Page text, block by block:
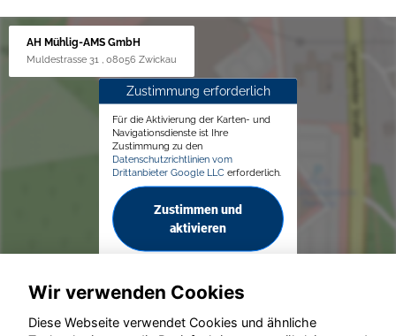
AH Mühlig-AMS GmbH
Muldestrasse 31 , 08056 Zwickau
Zustimmung erforderlich
Für die Aktivierung der Karten- und
Navigationsdienste ist Ihre
Zustimmung zu den
Datenschutzrichtlinien vom
Drittanbieter Google LLC erforderlich.
Zustimmen und
aktivieren
Wir verwenden Cookies
Diese Webseite verwendet Cookies und ähnliche